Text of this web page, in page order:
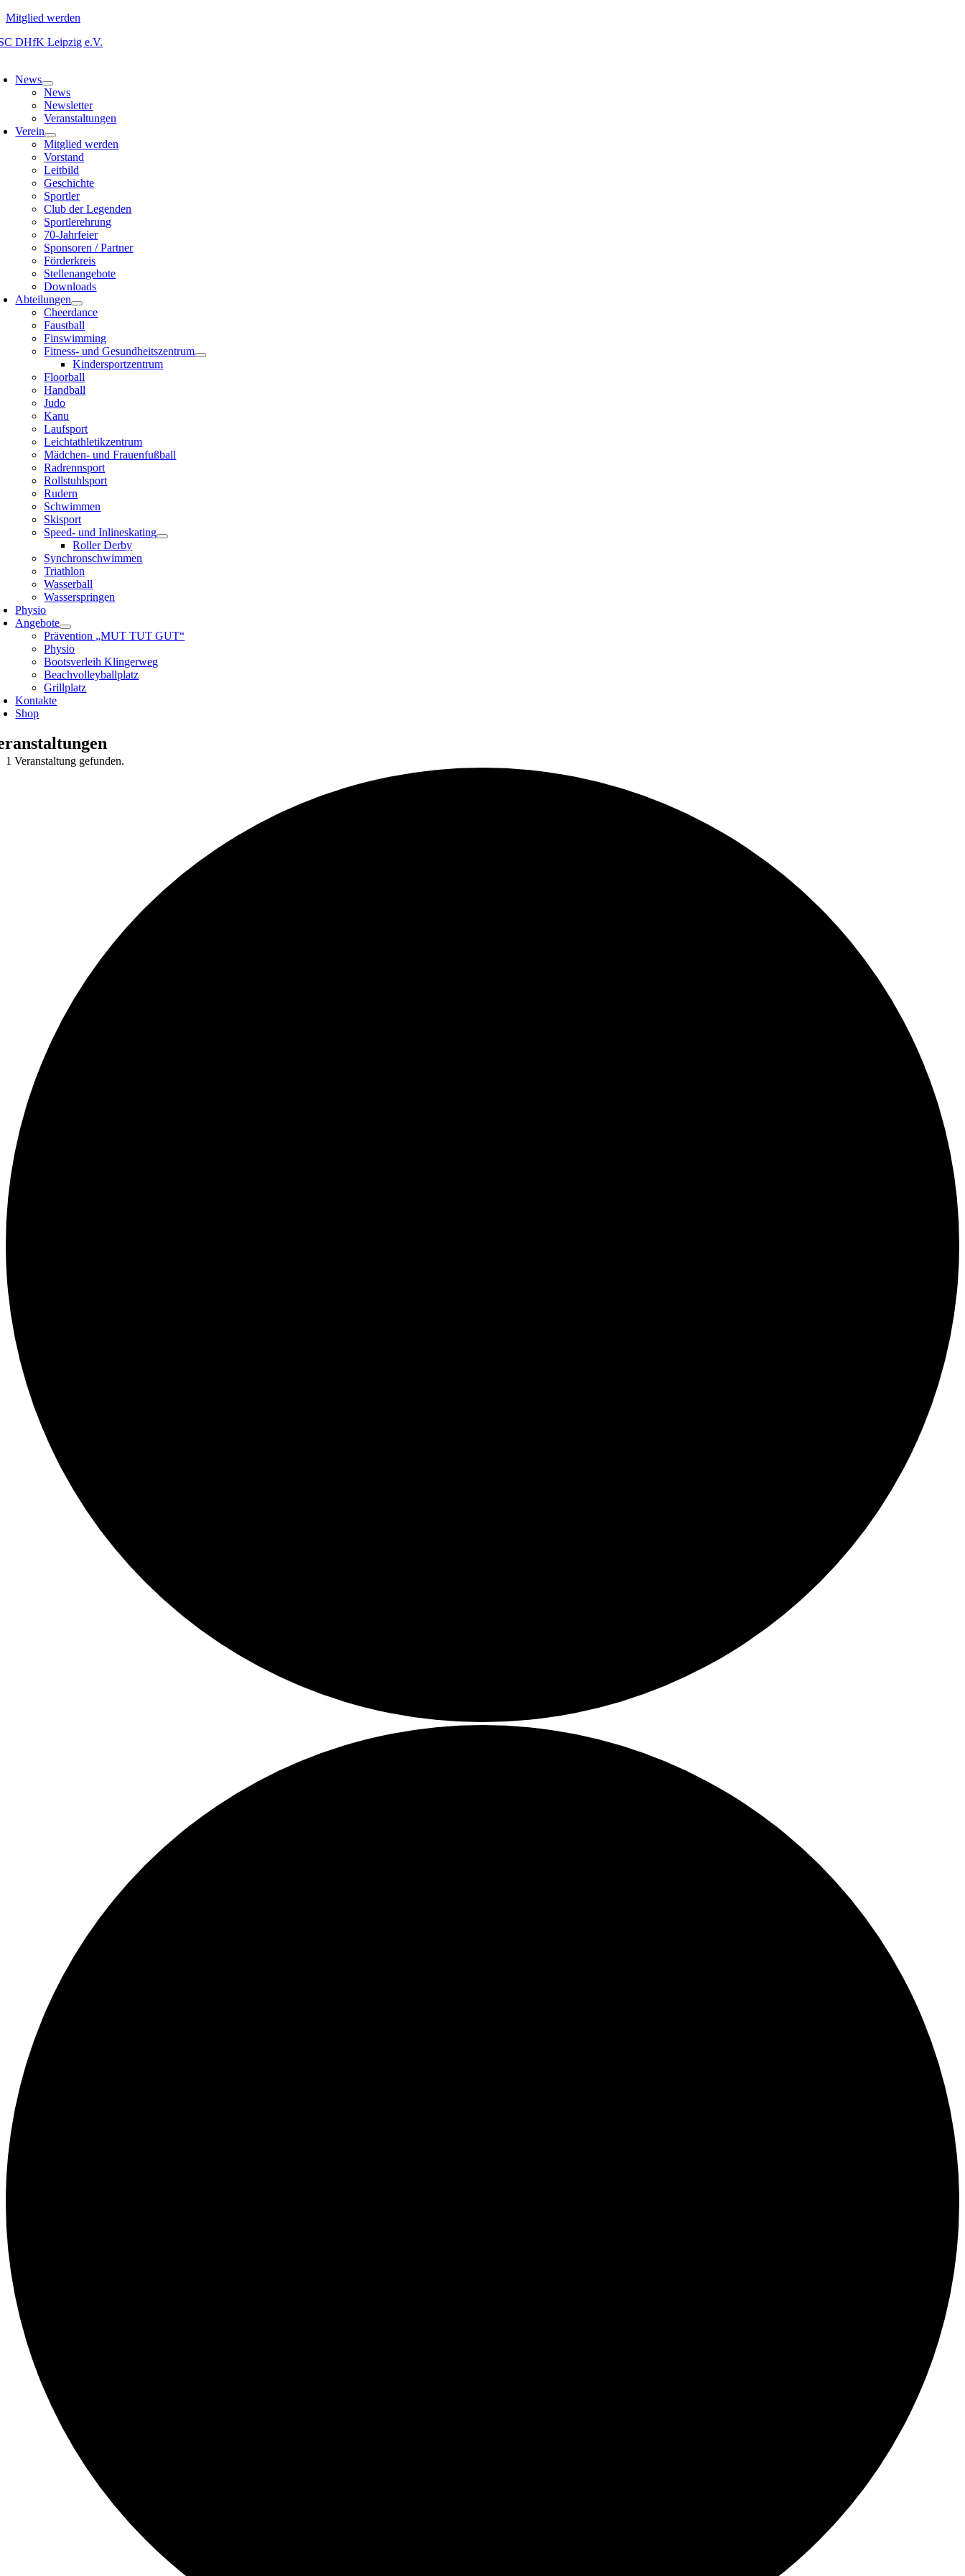
Mitglied werden
Zum
News
News
Newsletter
Veranstaltungen
Verein
Mitglied werden
Vorstand
Leitbild
Geschichte
Sportler
Club der Legenden
Sportlerehrung
70-Jahrfeier
Sponsoren / Partner
Förderkreis
Stellenangebote
Downloads
Abteilungen
Cheerdance
Faustball
Finswimming
Fitness- und Gesundheitszentrum
Kindersportzentrum
Floorball
Handball
Judo
Kanu
Laufsport
Leichtathletikzentrum
Mädchen- und Frauenfußball
Radrennsport
Rollstuhlsport
Rudern
Schwimmen
Skisport
Speed- und Inlineskating
Roller Derby
Synchronschwimmen
Triathlon
Wasserball
Wasserspringen
Physio
Angebote
Prävention „MUT TUT GUT“
Physio
Bootsverleih Klingerweg
Beachvolleyballplatz
Grillplatz
Kontakte
Shop
1 Veranstaltung gefunden.